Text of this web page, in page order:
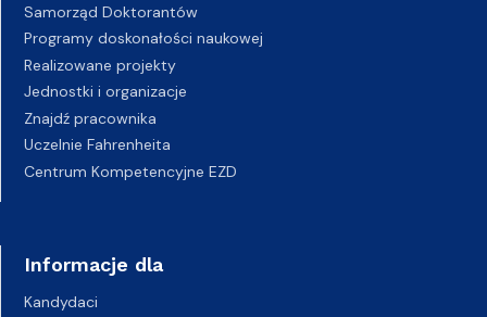
Samorząd Doktorantów
Programy doskonałości naukowej
Realizowane projekty
Jednostki i organizacje
Znajdź pracownika
Uczelnie Fahrenheita
Centrum Kompetencyjne EZD
Informacje dla
Kandydaci